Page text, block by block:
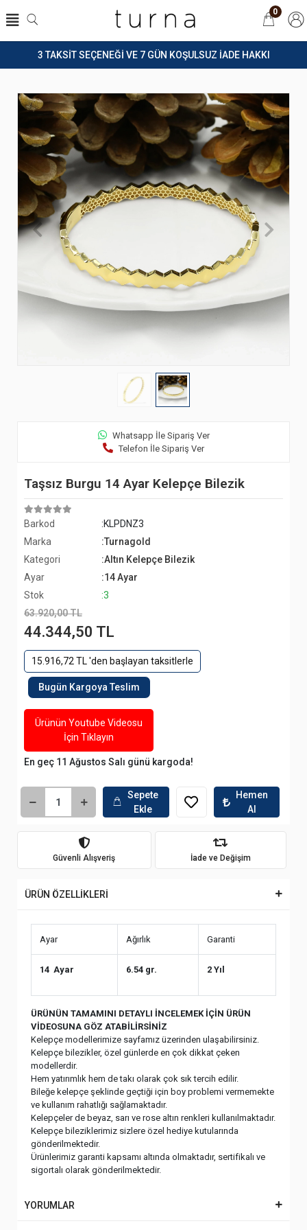
3 TAKSİT SEÇENEĞİ VE 7 GÜN KOŞULSUZ İADE HAKKI
0
Whatsapp İle Sipariş Ver
Telefon İle Sipariş Ver
Taşsız Burgu 14 Ayar Kelepçe Bilezik
Barkod
:KLPDNZ3
Marka
:Turnagold
Kategori
:Altın Kelepçe Bilezik
Ayar
:14 Ayar
Stok
:3
63.920,00 TL
44.344,50 TL
15.916,72 TL 'den başlayan taksitlerle
Bugün Kargoya Teslim
Ürünün Youtube Videosu
İçin Tıklayın
En geç 11 Ağustos Salı günü kargoda!
Sepete
Ekle
Hemen
Al
Güvenli Alışveriş İade ve Değişim
ÜRÜN ÖZELLİKLERİ
Ayar Ağırlık Garanti
14 Ayar 6.54 gr. 2 Yıl
ÜRÜNÜN TAMAMINI DETAYLI İNCELEMEK İÇİN ÜRÜN
VİDEOSUNA GÖZ ATABİLİRSİNİZ
Kelepçe modellerimize sayfamız üzerinden ulaşabilirsiniz.
Kelepçe bilezikler, özel günlerde en çok dikkat çeken
modellerdir.
Hem yatırımlık hem de takı olarak çok sık tercih edilir.
Bileğe kelepçe şeklinde geçtiği için boy problemi vermemekte
ve kullanım rahatlığı sağlamaktadır.
Kelepçeler de beyaz, sarı ve rose altın renkleri kullanılmaktadır.
Kelepçe bileziklerimiz sizlere özel hediye kutularında
gönderilmektedir.
Ürünlerimiz garanti kapsamı altında olmaktadır, sertifikalı ve
sigortalı olarak gönderilmektedir.
YORUMLAR